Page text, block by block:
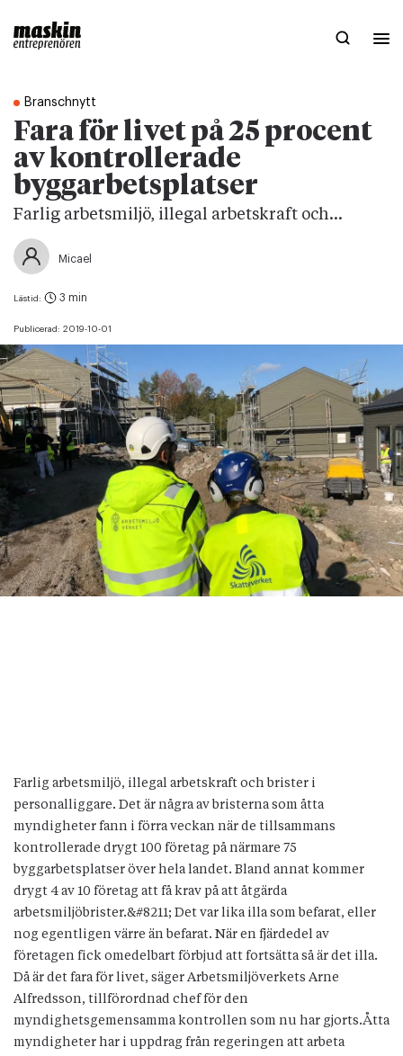
Branschnytt
Fara för livet på 25 procent
av kontrollerade
byggarbetsplatser
Farlig arbetsmiljö, illegal arbetskraft och...
Micael
Publicerad: 2019-10-01
Lästid: 3 min
Farlig arbetsmiljö, illegal arbetskraft och brister i
personalliggare. Det är några av bristerna som åtta
myndigheter fann i förra veckan när de tillsammans
kontrollerade drygt 100 företag på närmare 75
byggarbetsplatser över hela landet. Bland annat kommer
drygt 4 av 10 företag att få krav på att åtgärda
arbetsmiljöbrister.&#8211; Det var lika illa som befarat, eller
nog egentligen värre än befarat. När en fjärdedel av
företagen fick omedelbart förbjud att fortsätta så är det illa.
Då är det fara för livet, säger Arbetsmiljöverkets Arne
Alfredsson, tillförordnad chef för den
myndighetsgemensamma kontrollen som nu har gjorts.Åtta
myndigheter har i uppdrag från regeringen att arbeta